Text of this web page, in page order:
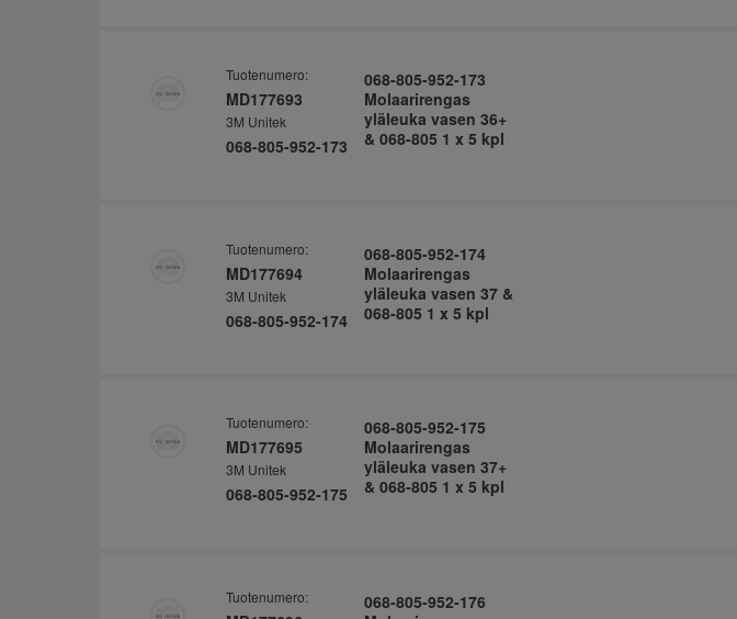
Tuotenumero:
MD177693
3M Unitek
068-805-952-173
068-805-952-173
Molaarirengas
yläleuka vasen 36+
& 068-805 1 x 5 kpl
Tuotenumero:
MD177694
3M Unitek
068-805-952-174
068-805-952-174
Molaarirengas
yläleuka vasen 37 &
068-805 1 x 5 kpl
Tuotenumero:
MD177695
3M Unitek
068-805-952-175
068-805-952-175
Molaarirengas
yläleuka vasen 37+
& 068-805 1 x 5 kpl
Tuotenumero:
068-805-952-176